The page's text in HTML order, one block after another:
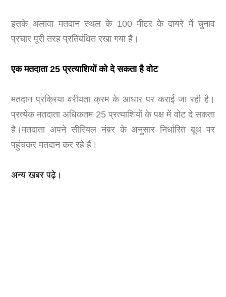
इसके अलावा मतदान स्थल के 100 मीटर के दायरे में चुनाव
प्रचार पूरी तरह प्रतिबंधित रखा गया है।
एक मतदाता 25 प्रत्याशियों को दे सकता है वोट
मतदान प्रक्रिया वरीयता क्रम के आधार पर कराई जा रही है।
प्रत्येक मतदाता अधिकतम 25 प्रत्याशियों के पक्ष में वोट दे सकता
है।मतदाता अपने सीरियल नंबर के अनुसार निर्धारित बूथ पर
पहुंचकर मतदान कर रहे हैं।
अन्य खबर पढ़े।